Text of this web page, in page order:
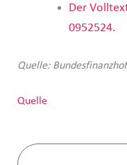
Der
0952524.
Quelle: Bundesfinanzhof
Quelle